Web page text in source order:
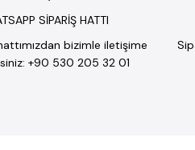
SİPARİŞ HATTI
bizimle iletişime
+90 530 205 32 01